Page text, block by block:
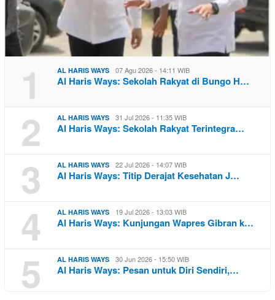
1 AL HARIS WAYS 07 Agu 2026 - 14:11 WIB
Al Haris Ways: Sekolah Rakyat di Bungo H…
2 AL HARIS WAYS 31 Jul 2026 - 11:35 WIB
Al Haris Ways: Sekolah Rakyat Terintegra…
3 AL HARIS WAYS 22 Jul 2026 - 14:07 WIB
Al Haris Ways: Titip Derajat Kesehatan J…
4 AL HARIS WAYS 19 Jul 2026 - 13:03 WIB
Al Haris Ways: Kunjungan Wapres Gibran k…
5 AL HARIS WAYS 30 Jun 2026 - 15:50 WIB
Al Haris Ways: Pesan untuk Diri Sendiri,…